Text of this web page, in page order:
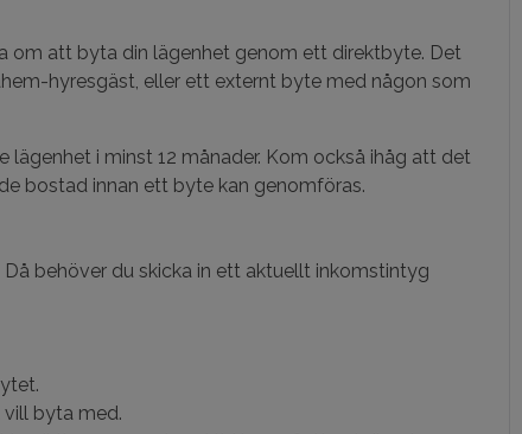
om att byta din lägenhet genom ett direktbyte. Det
hyresgäst, eller ett externt byte med någon som
i minst 12 månader. Kom också ihåg att det
bostad innan ett byte kan genomföras.
behöver du skicka in ett aktuellt inkomstintyg
byta med.